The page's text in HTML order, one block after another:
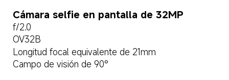
Cámara selfie en pantalla de 32MP
f/2.0
OV32B
Longitud focal equivalente de 21mm
Campo de visión de 90°